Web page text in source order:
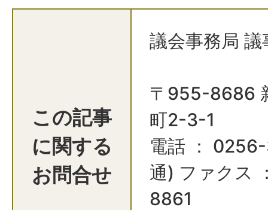
この記事
に関する
お問合せ
議会事務局 議
〒955-8686
町2-3-1
電話 ：
通) ファクス
8861